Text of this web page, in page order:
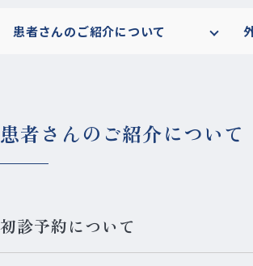
患者さんのご紹介について
患者さんのご紹介について
初診予約について